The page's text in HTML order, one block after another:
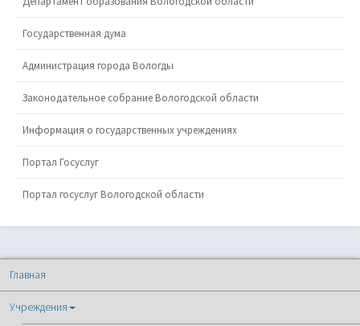
Государственная дума
Администрация города Вологды
Законодательное собрание Вологодской области
Информация о государственных учреждениях
Портал Госуслуг
Портал госуслуг Вологодской области
Главная
Учреждения